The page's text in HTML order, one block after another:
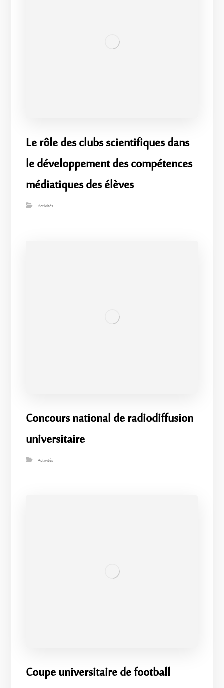
Le rôle des clubs scientifiques dans
le développement des compétences
médiatiques des élèves
Activités
Concours national de radiodiffusion
universitaire
Activités
Coupe universitaire de football